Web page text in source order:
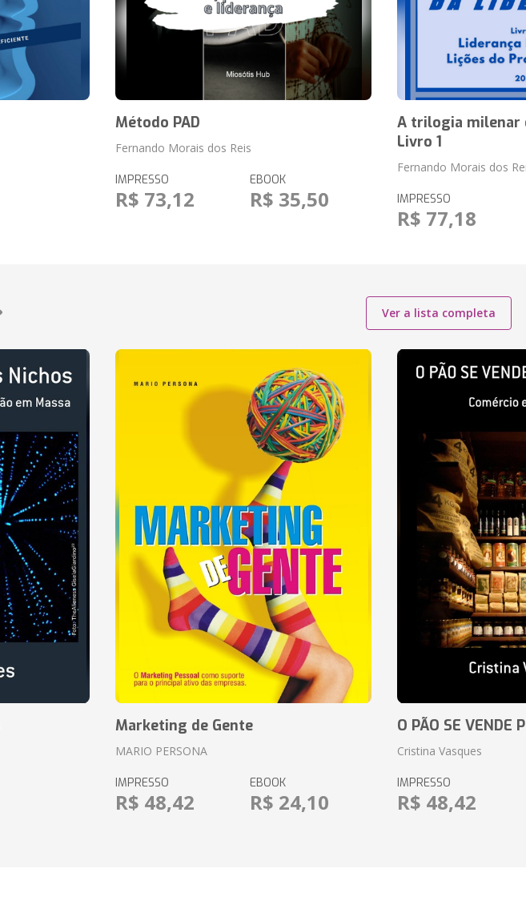
Método PAD
Fernando Morais dos Reis
IMPRESSO
R$ 73,12
EBOOK
R$ 35,50
A trilogia milenar
Livro 1
Fernando Morais dos
IMPRESSO
R$ 77,18
Ver a lista completa
Marketing de Gente
MARIO PERSONA
IMPRESSO
R$ 48,42
EBOOK
R$ 24,10
O PÃO SE VENDE
Cristina Vasques
IMPRESSO
R$ 48,42